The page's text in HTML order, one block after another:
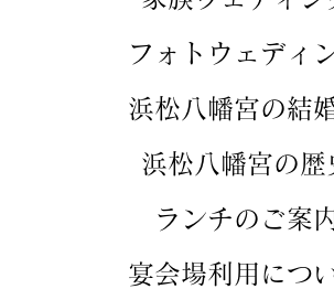
フォトウェディ
浜松八幡宮の結
浜松八幡宮の歴
ランチのご案
宴会場利用につ